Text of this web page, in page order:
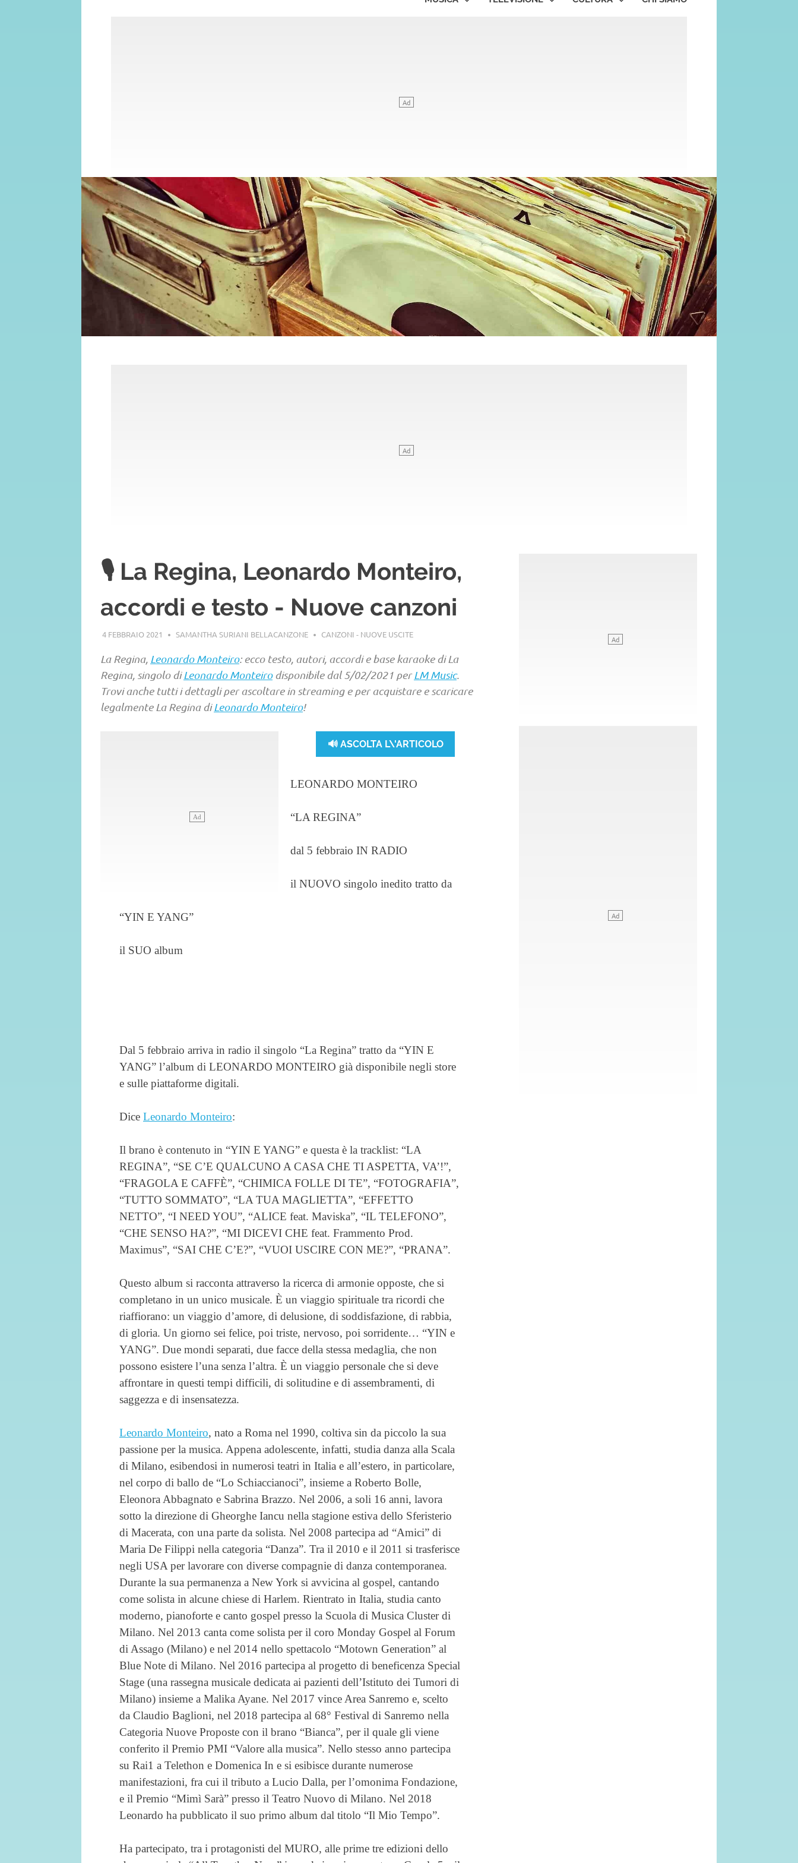
🎙️ La Regina, Leonardo Monteiro,
accordi e testo - Nuove canzoni
4 FEBBRAIO 2021 SAMANTHA SURIANI BELLACANZONE CANZONI - NUOVE USCITE
La Regina, Leonardo Monteiro: ecco testo, autori, accordi e base karaoke di La
Regina, singolo diLeonardo Monteirodisponibile dal 5/02/2021 perLM Music.
Trovi anche tutti i dettagli per ascoltare in streaming e per acquistare e scaricare
legalmente La Regina diLeonardo Monteiro!
🔊 ASCOLTA L\'ARTICOLO
LEONARDO MONTEIRO
“LA REGINA”
dal 5 febbraio IN RADIO
il NUOVO singolo inedito tratto da
“YIN E YANG”
il SUO album
Dal 5 febbraio arriva in radio il singolo “La Regina” tratto da “YIN E
YANG” l’album di LEONARDO MONTEIRO già disponibile negli store
e sulle piattaforme digitali.
Dice Leonardo Monteiro:
Il brano è contenuto in “YIN E YANG” e questa è la tracklist: “LA
REGINA”, “SE C’E QUALCUNO A CASA CHE TI ASPETTA, VA’!”,
“FRAGOLA E CAFFÈ”, “CHIMICA FOLLE DI TE”, “FOTOGRAFIA”,
“TUTTO SOMMATO”, “LA TUA MAGLIETTA”, “EFFETTO
NETTO”, “I NEED YOU”, “ALICE feat. Maviska”, “IL TELEFONO”,
“CHE SENSO HA?”, “MI DICEVI CHE feat. Frammento Prod.
Maximus”, “SAI CHE C’E?”, “VUOI USCIRE CON ME?”, “PRANA”.
Questo album si racconta attraverso la ricerca di armonie opposte, che si
completano in un unico musicale. È un viaggio spirituale tra ricordi che
riaffiorano: un viaggio d’amore, di delusione, di soddisfazione, di rabbia,
di gloria. Un giorno sei felice, poi triste, nervoso, poi sorridente… “YIN e
YANG”. Due mondi separati, due facce della stessa medaglia, che non
possono esistere l’una senza l’altra. È un viaggio personale che si deve
affrontare in questi tempi difficili, di solitudine e di assembramenti, di
saggezza e di insensatezza.
Leonardo Monteiro, nato a Roma nel 1990, coltiva sin da piccolo la sua
passione per la musica. Appena adolescente, infatti, studia danza alla Scala
di Milano, esibendosi in numerosi teatri in Italia e all’estero, in particolare,
nel corpo di ballo de “Lo Schiaccianoci”, insieme a Roberto Bolle,
Eleonora Abbagnato e Sabrina Brazzo. Nel 2006, a soli 16 anni, lavora
sotto la direzione di Gheorghe Iancu nella stagione estiva dello Sferisterio
di Macerata, con una parte da solista. Nel 2008 partecipa ad “Amici” di
Maria De Filippi nella categoria “Danza”. Tra il 2010 e il 2011 si trasferisce
negli USA per lavorare con diverse compagnie di danza contemporanea.
Durante la sua permanenza a New York si avvicina al gospel, cantando
come solista in alcune chiese di Harlem. Rientrato in Italia, studia canto
moderno, pianoforte e canto gospel presso la Scuola di Musica Cluster di
Milano. Nel 2013 canta come solista per il coro Monday Gospel al Forum
di Assago (Milano) e nel 2014 nello spettacolo “Motown Generation” al
Blue Note di Milano. Nel 2016 partecipa al progetto di beneficenza Special
Stage (una rassegna musicale dedicata ai pazienti dell’Istituto dei Tumori di
Milano) insieme a Malika Ayane. Nel 2017 vince Area Sanremo e, scelto
da Claudio Baglioni, nel 2018 partecipa al 68° Festival di Sanremo nella
Categoria Nuove Proposte con il brano “Bianca”, per il quale gli viene
conferito il Premio PMI “Valore alla musica”. Nello stesso anno partecipa
su Rai1 a Telethon e Domenica In e si esibisce durante numerose
manifestazioni, fra cui il tributo a Lucio Dalla, per l’omonima Fondazione,
e il Premio “Mimì Sarà” presso il Teatro Nuovo di Milano. Nel 2018
Leonardo ha pubblicato il suo primo album dal titolo “Il Mio Tempo”.
Ha partecipato, tra i protagonisti del MURO, alle prime tre edizioni dello